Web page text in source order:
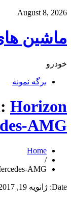
August 8, 2026
ماشین
خودرو
برگه نمونه
Horizon
AMG
Home
/
AMG
Date: ژانویه 19, 2017